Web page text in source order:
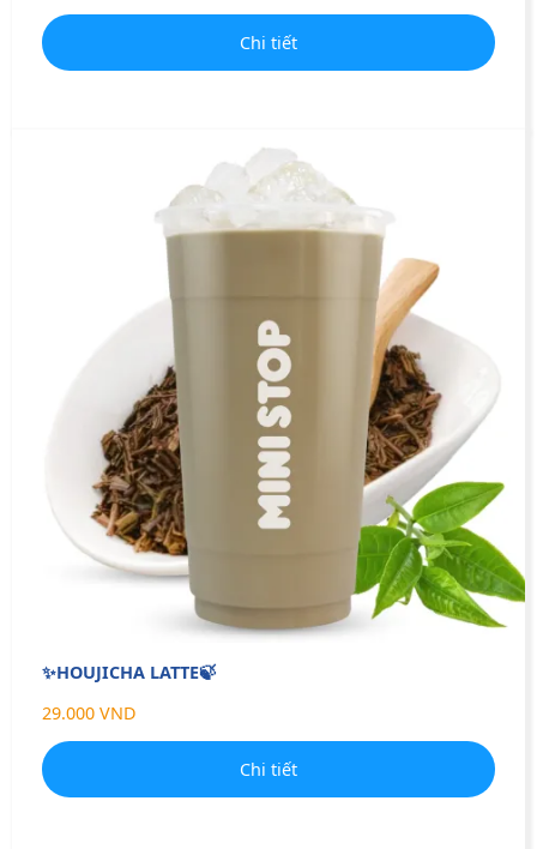
Chi tiết
✨HOUJICHA LATTE🍃
29.000 VND
Chi tiết